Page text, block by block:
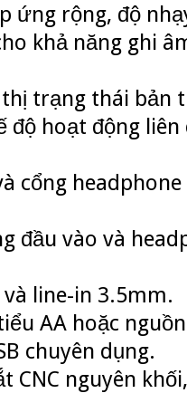
ứng rộng, độ
khả năng ghi
thị trạng thái bản
độ hoạt động
cổng
đầu vào và
line-in 3.5mm.
AA hoặc
chuyên dụng.
CNC nguyên